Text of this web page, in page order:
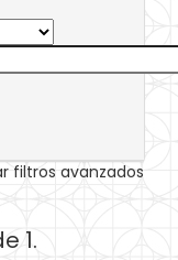
filtros avanzados
1.